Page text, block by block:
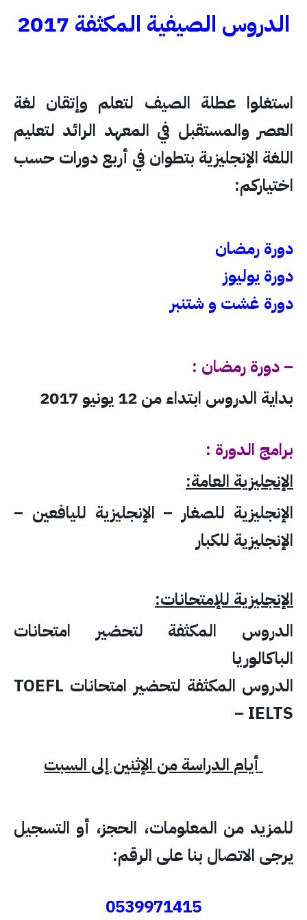
الدروس الصيفية المكثفة 2017
استغلوا عطلة الصيف لتعلم وإتقان لغة
العصر والمستقبل في المعهد الرائد لتعليم
اللغة الإنجليزية بتطوان في أربع دورات حسب
اختياركم:
دورة رمضان
دورة يوليوز
دورة غشت و شتنبر
– دورة رمضان :
بداية الدروس ابتداء من 12 يونيو 2017
برامج الدورة :
الإنجليزية العامة:
الإنجليزية للصغار – الإنجليزية لليافعين –
الإنجليزية للكبار
الإنجليزية للإمتحانات:
الدروس المكثفة لتحضير امتحانات
الباكالوريا
الدروس المكثفة لتحضير امتحانات TOEFL
– IELTS
أيام الدراسة من الإثنين إلى السبت
للمزيد من المعلومات، الحجز، أو التسجيل
يرجى الاتصال بنا على الرقم:
0539971415